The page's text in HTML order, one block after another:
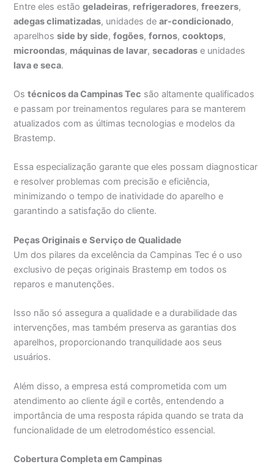
Entre eles estãogeladeiras, refrigeradores,freezers,
adegas climatizadas, unidades dear-condicionado,
aparelhosside by side,fogões,fornos,cooktops,
microondas, máquinas de lavar,secadoras e unidades
lava e seca.
Ostécnicos da Campinas Tec são altamente qualificados
e passam por treinamentos regulares para se manterem
atualizados com as últimas tecnologias e modelos da
Brastemp.
Essa especialização garante que eles possam diagnosticar
e resolver problemas com precisão e eficiência,
minimizando o tempo de inatividade do aparelho e
garantindo a satisfação do cliente.
Peças Originais e Serviço de Qualidade
Um dos pilares da excelência da Campinas Tec é o uso
exclusivo de peças originais Brastemp em todos os
reparos e manutenções.
Isso não só assegura a qualidade e a durabilidade das
intervenções, mas também preserva as garantias dos
aparelhos, proporcionando tranquilidade aos seus
usuários.
Além disso, a empresa está comprometida com um
atendimento ao cliente ágil e cortês, entendendo a
importância de uma resposta rápida quando se trata da
funcionalidade de um eletrodoméstico essencial.
Cobertura Completa em Campinas